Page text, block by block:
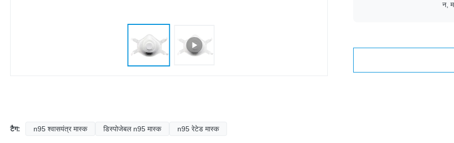
न,
टैग: n95 श्वासयंत्र मास्क डिस्पोजेबल n95 मास्क n95 रेटेड मास्क